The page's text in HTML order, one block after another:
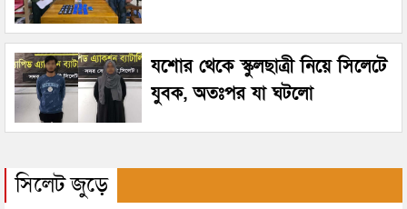
যশোর থেকে স্কুলছাত্রী নিয়ে সিলেটে
যুবক, অতঃপর যা ঘটলো
সিলেট জুড়ে